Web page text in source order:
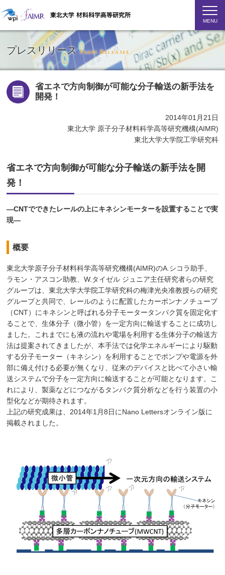
MENU
プレスリリースPress Releases
省エネで方向制御が可能な分子輸送の新手法を
開発！
2014年01月21日
東北大学 原子分子材料科学高等研究機構(AIMR)
東北大学大学院工学研究科
省エネで方向制御が可能な分子輸送の新手法を開
発！
—CNTでできたレールの上にキネシンモーターを設置することで実
現—
概要
東北大学原子分子材料科学高等研究機構(AIMR)のA.シコラ助手、
ラモン・アスコン助教、W.タイゼル ジュニア主任研究者らの研究
グループは、東北大学大学院工学研究科の梅津光央准教授らの研究
グループと共同で、レールのように配置したカーボンナノチューブ
（CNT）にキネシンと呼ばれる分子モータータンパク質を固定化す
ることで、生体分子（微小管）を一定方向に輸送することに成功し
ました。これまでにも液の流れや電場を利用する生体分子の輸送方
法は提案されてきましたが、本手法では化学エネルギーにより駆動
する分子モーター（キネシン）を利用することでポンプや電源を外
部に備え付ける必要が無くなり、従来のデバイスと比べて小さい輸
送システムで分子を一定方向に輸送することが可能となります。こ
れにより、製薬などにつながるタンパク質分析などを行う装置の小
型化などが期待されます。
上記の研究成果は、2014年1月8日にNano Lettersオンライン版に
掲載されました。